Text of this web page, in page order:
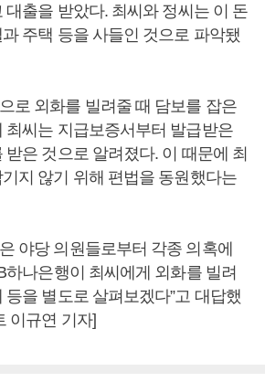
대출을 받았다. 최씨와 정씨는 이 돈
주택 등을 사들인 것으로 파악됐
로 외화를 빌려줄 때 담보를 잡은
최씨는 지급보증서부터 발급받은
은 것으로 알려졌다. 이 때문에 최
지 않기 위해 편법을 동원했다는
야당 의원들로부터 각종 의혹에
하나은행이 최씨에게 외화를 빌려
을 별도로 살펴보겠다”고 대답했
이규연 기자]